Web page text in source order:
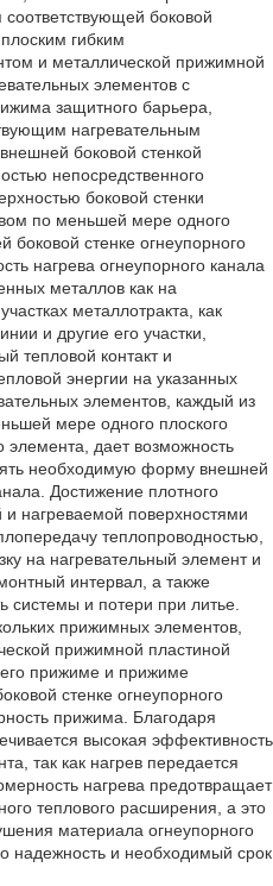
боковой
гибким
и металлической прижимной
элементов с
защитного барьера,
нагревательным
боковой стенкой
непосредственного
боковой стенки
по меньшей мере одного
стенке огнеупорного
нагрева огнеупорного канала
металлов как на
металлотракта, как
и другие его участки,
тепловой контакт и
энергии на указанных
элементов, каждый из
мере одного плоского
элемента, дает возможность
необходимую форму внешней
Достижение плотного
и нагреваемой поверхностями
теплопроводностью,
на нагревательный элемент и
интервал, а также
системы и потери при литье.
прижимных элементов,
прижимной пластиной
его прижиме и прижиме
стенке огнеупорного
прижима. Благодаря
высокая эффективность
так как нагрев передается
нагрева предотвращает
теплового расширения, а это
материала огнеупорного
надежность и необходимый срок